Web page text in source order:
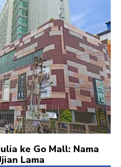
ke Go Mall: Nama
Lama